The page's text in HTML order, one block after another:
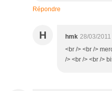
Répondre
H hmk 28/03/
<br /> <br />
/> <br /> <br />